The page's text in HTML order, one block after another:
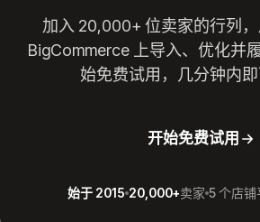
加入 20,000+ 位卖家的行列
BigCommerce 上导入、优化并
始免费试用，几分钟内即
开始免费试用
始于 2015 20,000+卖家 5 个店铺